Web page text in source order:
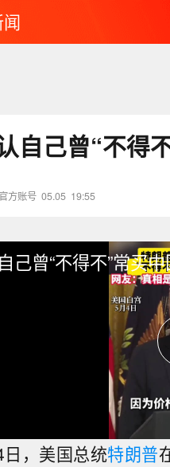
自己曾“不得
方账号 05.05 19:55
己曾“不得不”常买
，美国总统特朗普